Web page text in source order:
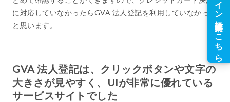
に対応していなかったらGVA 法人登記を利用していなかった
と思います。
GVA 法人登記は、クリックボタンや文字の
大きさが見やすく、UIが非常に優れている
サービスサイトでした